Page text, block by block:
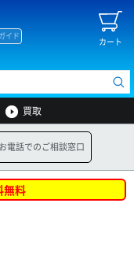
カート
イド
買取
お電話でのご相談窓口
無料